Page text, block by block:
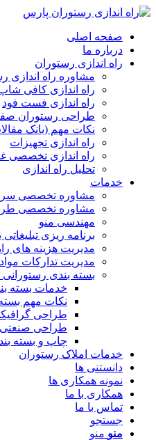
صفحه اصلی
درباره ما
راه اندازی رستوران
مشاوره راه اندازی
راه اندازی کافی شاپ
راه اندازی فست فود
طراحی رستوران صفر
نکات مهم (بانک
راه اندازی تجهیزات
راه اندازی تخصصی
تحلیل راه اندازی
خدمات
مشاوره تخصصی
مشاوره تخصصی
مهندسی منو
برنامه ریزی تبلیغاتی
مدیریت هزینه های راه
مدیریت تدارکات مواد
بسته بندی رستورانی
خدمات بسته
نکات مهم بسته
طراحی
طراحی صنعتی
چاپ و بسته
خدمات املاک رستوران
دانستنی ها
نمونه همکاری ها
همکاری با ما
تماس با ما
جستجو
منو منو